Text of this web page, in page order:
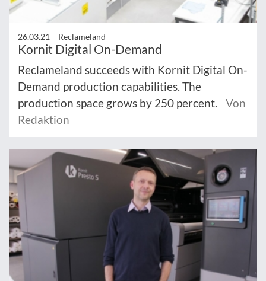
26.03.21 – Reclameland
Kornit Digital On-Demand
Reclameland succeeds with Kornit Digital On-
Demand production capabilities. The
production space grows by 250 percent.
Von
Redaktion